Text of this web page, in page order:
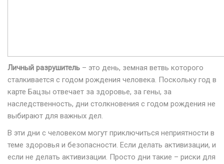
Личный разрушитель – это день, земная ветвь которого
сталкивается с годом рождения человека. Поскольку год в
карте Бацзы отвечает за здоровье, за гены, за
наследственность, дни столкновения с годом рождения не
выбирают для важных дел.
В эти дни с человеком могут приключиться неприятности в
теме здоровья и безопасности. Если делать активизации, и
если не делать активизации. Просто дни такие – риски для